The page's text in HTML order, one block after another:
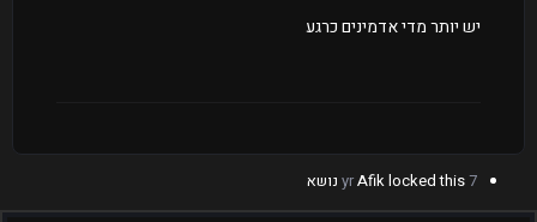
יש יותר מדי אדמינים כרגע
7 yr
Afiklocked this נושא